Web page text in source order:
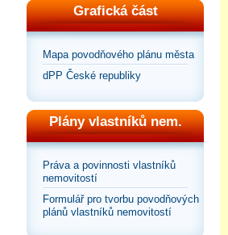
Grafická část
Mapa povodňového plánu města
dPP České republiky
Plány vlastníků nem.
Práva a povinnosti vlastníků
nemovitostí
Formulář pro tvorbu povodňových
plánů vlastníků nemovitostí